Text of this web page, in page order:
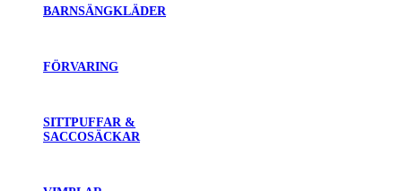
BARNSÄNGKLÄDER
FÖRVARING
SITTPUFFAR &
SACCOSÄCKAR